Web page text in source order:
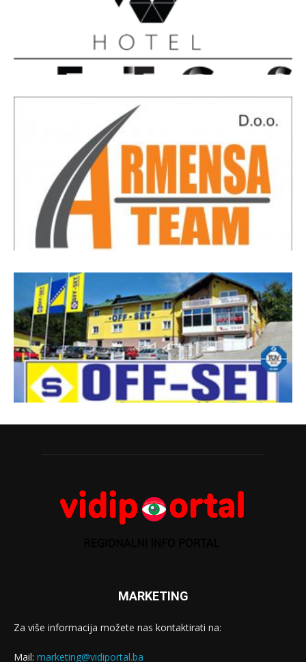
MARKETING
Za više informacija možete nas kontaktirati na:
Mail: marketing@vidiportal.ba